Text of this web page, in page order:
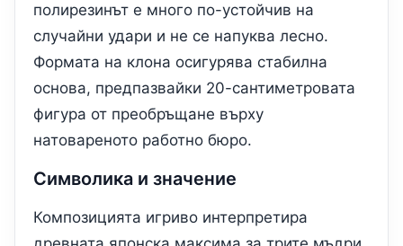
полирезинът е много по-устойчив на
случайни удари и не се напуква лесно.
Формата на клона осигурява стабилна
основа, предпазвайки 20-сантиметровата
фигура от преобръщане върху
натовареното работно бюро.
Символика и значение
Композицията игриво интерпретира